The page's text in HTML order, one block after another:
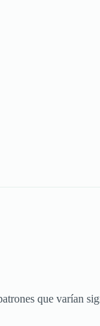
que varían